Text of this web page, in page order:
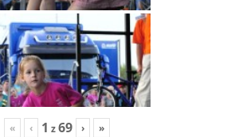
« ‹ 1 z69 › »